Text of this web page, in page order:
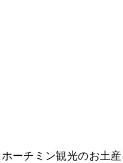
ーチミン観光のお土